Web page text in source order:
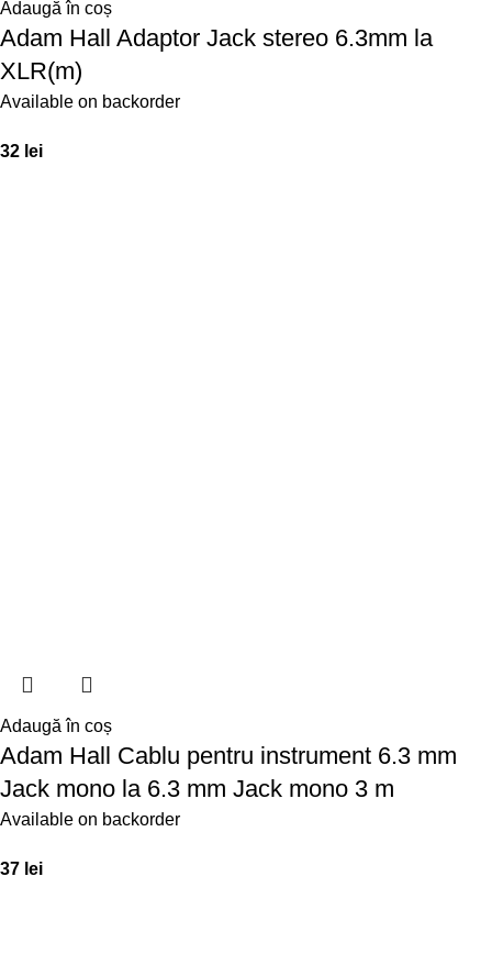
Adaugă în coș
Adam Hall Adaptor Jack stereo 6.3mm la
XLR(m)
Available on backorder
32 lei
Adaugă în coș
Adam Hall Cablu pentru instrument 6.3 mm
Jack mono la 6.3 mm Jack mono 3 m
Available on backorder
37 lei